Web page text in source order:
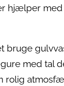
hjælper med
bruge
med tal
rolig